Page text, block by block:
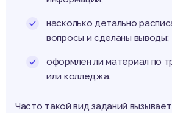
насколько детально
вопросы и сделаны выводы;
оформлен ли материал по
или колледжа.
Часто такой вид заданий